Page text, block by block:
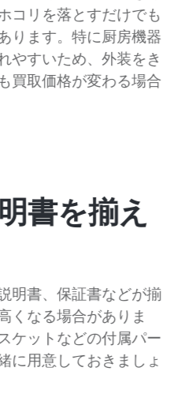
コリを落とすだけでも
ります。特に厨房機器
やすいため、外装をき
買取価格が変わる場合
書を揃え
明書、保証書などが揃
くなる場合がありま
ケットなどの付属パー
に用意しておきましょ